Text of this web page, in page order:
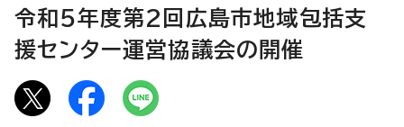
令和5年度第2回広島市地域包括支
援センター運営協議会の開催